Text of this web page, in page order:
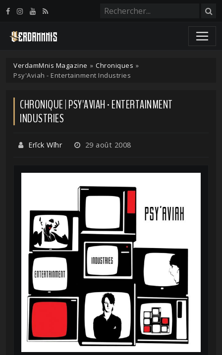
VerdamMnis Magazine » Chroniques »
Psy'Aviah - Entertainment Industries
CHRONIQUE | PSY'AVIAH - ENTERTAINMENT
INDUSTRIES
Erīck Wīhr 29 août 2008
Panneau de gestion des cookies